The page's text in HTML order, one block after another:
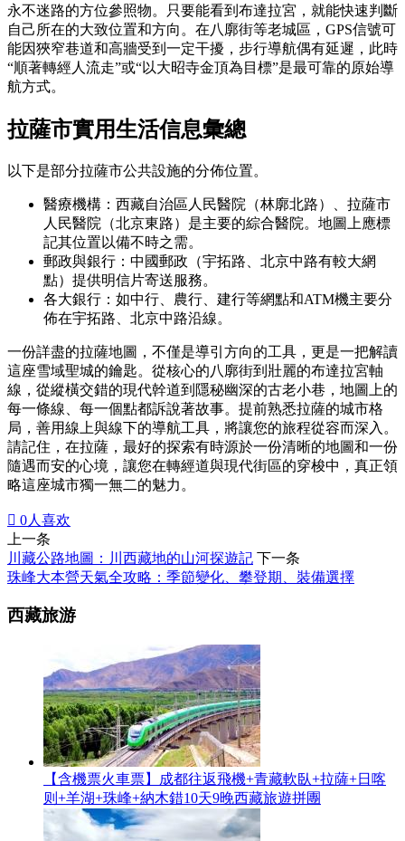
永不迷路的方位參照物。只要能看到布達拉宮，就能快速判斷
自己所在的大致位置和方向。在八廓街等老城區，GPS信號可
能因狹窄巷道和高牆受到一定干擾，步行導航偶有延遲，此時
“順著轉經人流走”或“以大昭寺金頂為目標”是最可靠的原始導
航方式。
拉薩市實用生活信息彙總
以下是部分拉薩市公共設施的分佈位置。
醫療機構：西藏自治區人民醫院（林廓北路）、拉薩市
人民醫院（北京東路）是主要的綜合醫院。地圖上應標
記其位置以備不時之需。
郵政與銀行：中國郵政（宇拓路、北京中路有較大網
點）提供明信片寄送服務。
各大銀行：如中行、農行、建行等網點和ATM機主要分
佈在宇拓路、北京中路沿線。
一份詳盡的拉薩地圖，不僅是導引方向的工具，更是一把解讀
這座雪域聖城的鑰匙。從核心的八廓街到壯麗的布達拉宮軸
線，從縱橫交錯的現代幹道到隱秘幽深的古老小巷，地圖上的
每一條線、每一個點都訴說著故事。提前熟悉拉薩的城市格
局，善用線上與線下的導航工具，將讓您的旅程從容而深入。
請記住，在拉薩，最好的探索有時源於一份清晰的地圖和一份
隨遇而安的心境，讓您在轉經道與現代街區的穿梭中，真正領
略這座城市獨一無二的魅力。
 0人喜欢
上一条
川藏公路地圖：川西藏地的山河探遊記 下一条
珠峰大本營天氣全攻略：季節變化、攀登期、裝備選擇
西藏旅游
【含機票火車票】成都往返飛機+青藏軟臥+拉薩+日喀
则+羊湖+珠峰+納木錯10天9晚西藏旅遊拼團